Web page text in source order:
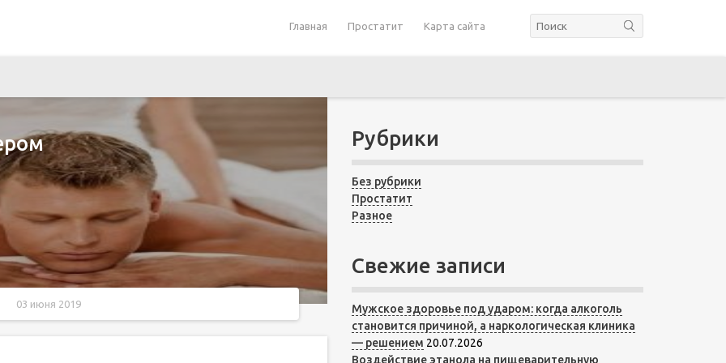
Главная Простатит Карта сайта
03 июня 2019
Рубрики
Без рубрики
Простатит
Разное
Свежие записи
Мужское здоровье под ударом: когда алкоголь
становится причиной, а наркологическая клиника
— решением 20.07.2026
Воздействие этанола на пищеварительную